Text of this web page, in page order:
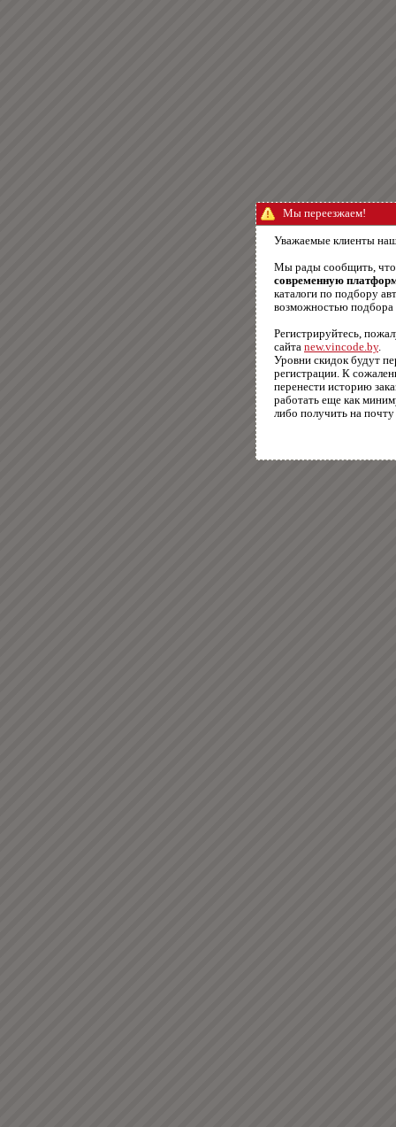
Мы переезжаем!
Уважаемые клиенты
Мы рады сообщить,
современную
каталоги по подбору
возможностью подбора
Регистрируйтесь,
сайта new.vincode.by.
Уровни скидок будут
регистрации. К
перенести историю
работать еще как
либо получить на